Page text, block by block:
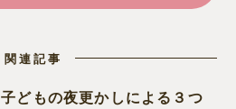
関連記事
子どもの夜更かしによる３つ